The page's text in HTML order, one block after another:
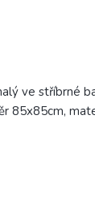
ve stříbrné
85x85cm,